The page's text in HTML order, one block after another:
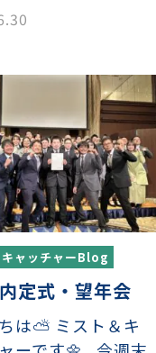
キャッチャーBlog
定式・望年会
は⛅ ミスト＆キ